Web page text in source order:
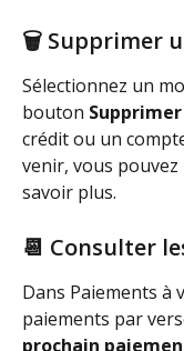
🗑️ Supprimer
Sélectionnez un
bouton Supprimer
crédit ou un
venir, vous pouvez
savoir plus.
📆 Consulter
Dans Paiements à
paiements par
prochain